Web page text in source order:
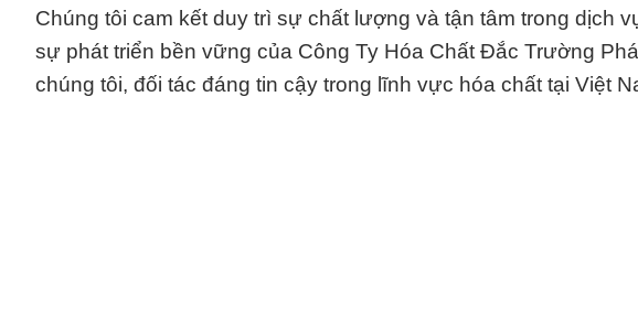
Chúng tôi cam kết duy trì sự chất lượng và tận tâm trong dịch
sự phát triển bền vững của Công Ty Hóa Chất Đắc Trường
chúng tôi, đối tác đáng tin cậy trong lĩnh vực hóa chất tại Việt